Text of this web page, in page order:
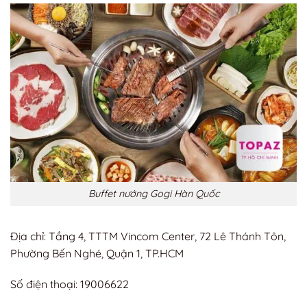
Buffet nướng Gogi Hàn Quốc
Địa chỉ: Tầng 4, TTTM Vincom Center, 72 Lê Thánh Tôn,
Phường Bến Nghé, Quận 1, TP.HCM
Số điện thoại: 19006622